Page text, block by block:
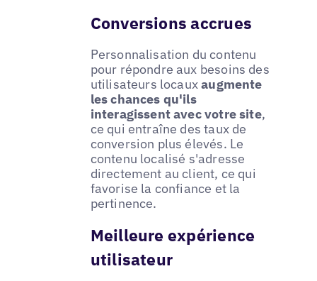
Conversions accrues
Personnalisation du contenu
pour répondre aux besoins des
utilisateurs locauxaugmente
les chances qu'ils
interagissent avec votre site,
ce qui entraîne des taux de
conversion plus élevés. Le
contenu localisé s'adresse
directement au client, ce qui
favorise la confiance et la
pertinence.
Meilleure expérience
utilisateur